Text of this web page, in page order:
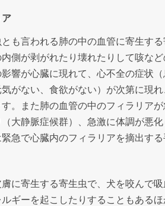
も言われる肺の中の血管に寄生す
側が剥がれたり壊れたりして咳な
響が心臓に現れて、心不全の症状
がない、食欲がない）が次第に現
。また肺の血管の中のフィラリア
大静脈症候群）、急激に体調が悪
急で心臓内のフィラリアを摘出する
膚に寄生する寄生虫で、犬を咬んで
ルギーを起こしたりすることもある